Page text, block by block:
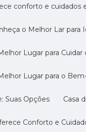
conforto e
o Melhor Lar para
Lugar para
Lugar para o
Suas Opções
Conforto e